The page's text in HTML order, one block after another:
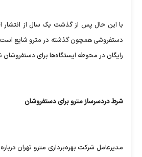
با این حال پس از گذشت یک سال از انتشار
دستفروشی همچون گذشته در مترو شایع است
رایگان در محوطه ایستگاه‌ها برای
شرط دردسرساز مترو برای دستفروشان
مدیرعامل شرکت بهره‌برداری مترو تهران